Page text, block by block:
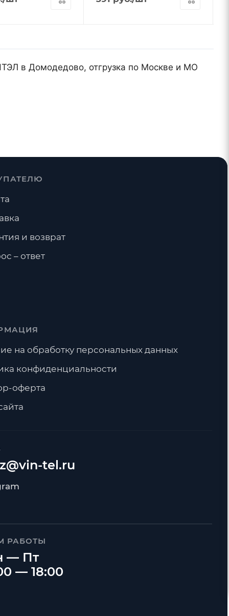
в Домодедово, отгрузка по Москве и МО
tel.ru
РАБОТЫ
— Пт
— 18:00
и возврат
– ответ
на обработку персональных данных
конфиденциальности
оферта